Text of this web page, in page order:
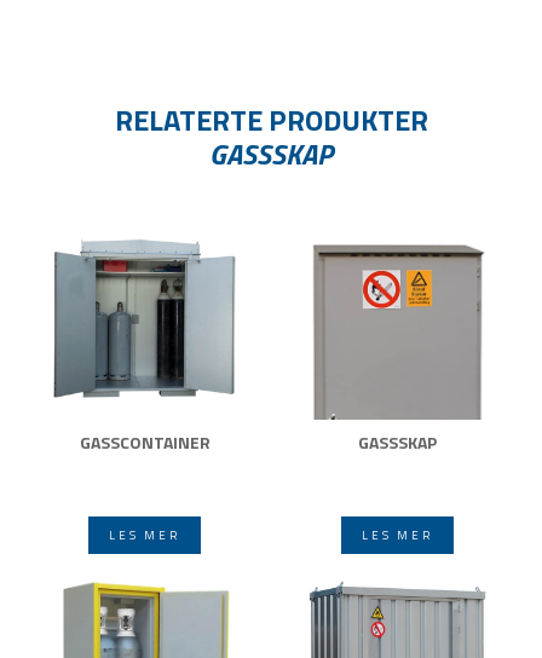
RELATERTE PRODUKTER
GASSSKAP
GASSCONTAINER
LES MER
GASSSKAP
LES MER